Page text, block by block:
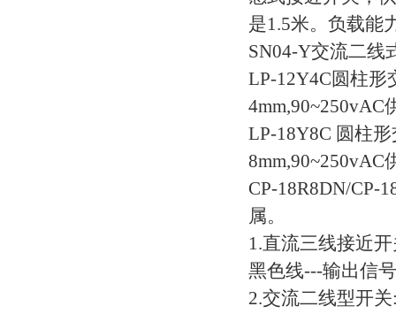
是1.5米。负载能
SN04-Y交流二线
LP-12Y4C圆柱形
4mm,90~250vAC
LP-18Y8C 圆柱
8mm,90~250vAC
CP-18R8DN/CP-
属。
1.直流三线接近
黑色线---输出信号
2.交流二线型开